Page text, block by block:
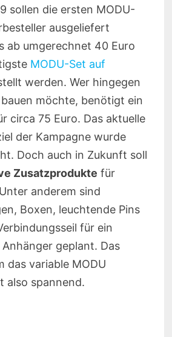
sollen die ersten MODU-
ausgeliefert
ab umgerechnet 40 Euro
MODU-Set auf
werden. Wer hingegen
möchte, benötigt ein
circa 75 Euro. Das aktuelle
der Kampagne wurde
Doch auch in Zukunft soll
Zusatzprodukte für
anderem sind
Boxen, leuchtende Pins
für ein
geplant. Das
das variable MODU
also spannend.